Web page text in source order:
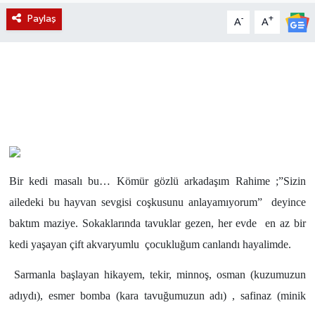
Paylaş A- A+
Bir kedi masalı bu… Kömür gözlü arkadaşım Rahime ;”Sizin
ailedeki bu hayvan sevgisi coşkusunu anlayamıyorum” deyince
baktım maziye. Sokaklarında tavuklar gezen, her evde en az bir
kedi yaşayan çift akvaryumlu çocukluğum canlandı hayalimde.
Sarmanla başlayan hikayem, tekir, minnoş, osman (kuzumuzun
adıydı), esmer bomba (kara tavuğumuzun adı) , safinaz (minik